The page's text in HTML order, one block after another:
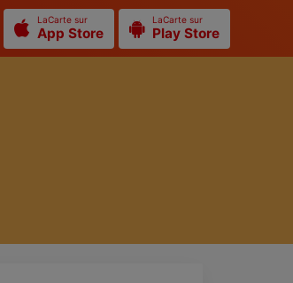
LaCarte sur
App Store
LaCarte sur
Play Store